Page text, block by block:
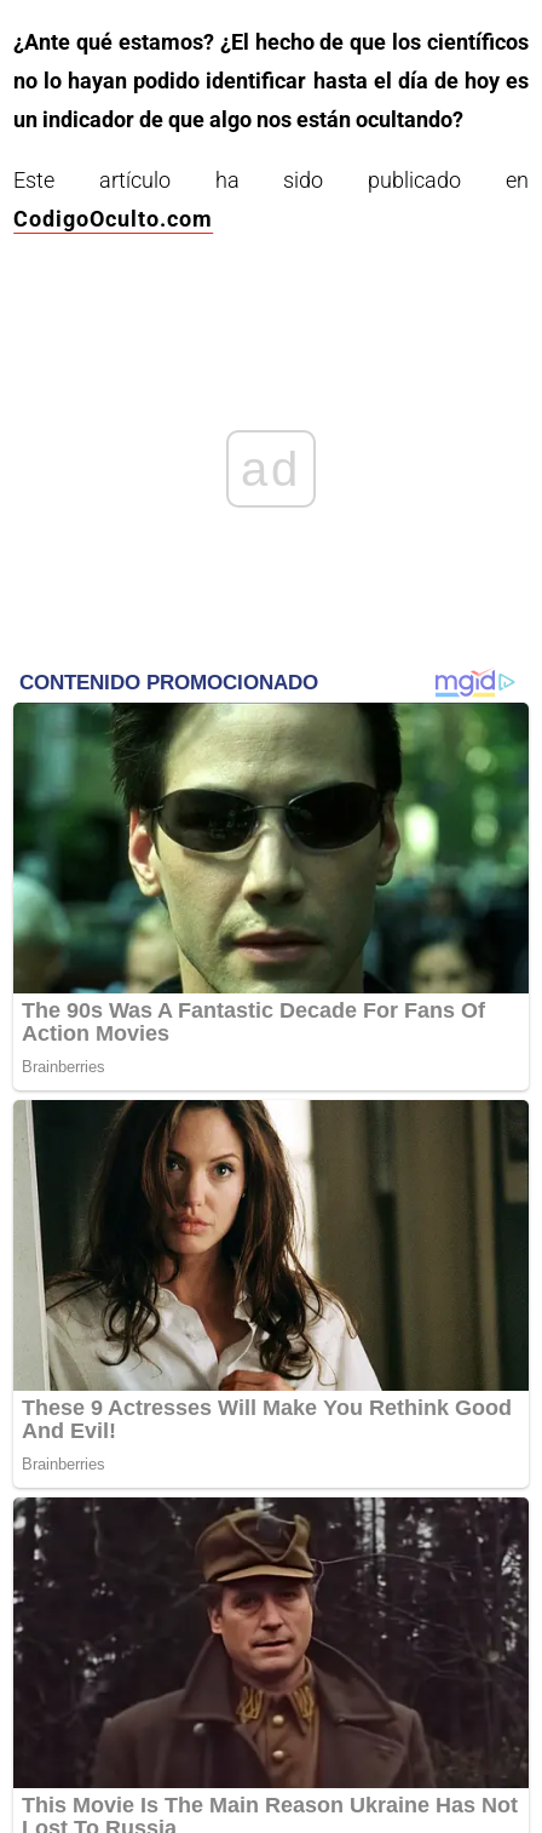
¿Ante qué estamos? ¿El hecho de que los científicos
no lo hayan podido identificar hasta el día de hoy es
un indicador de que algo nos están ocultando?
Este artículo ha sido publicado en
CodigoOculto.com
ad